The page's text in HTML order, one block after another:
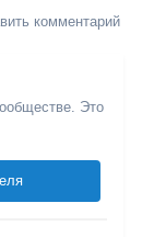
комментарий
Это